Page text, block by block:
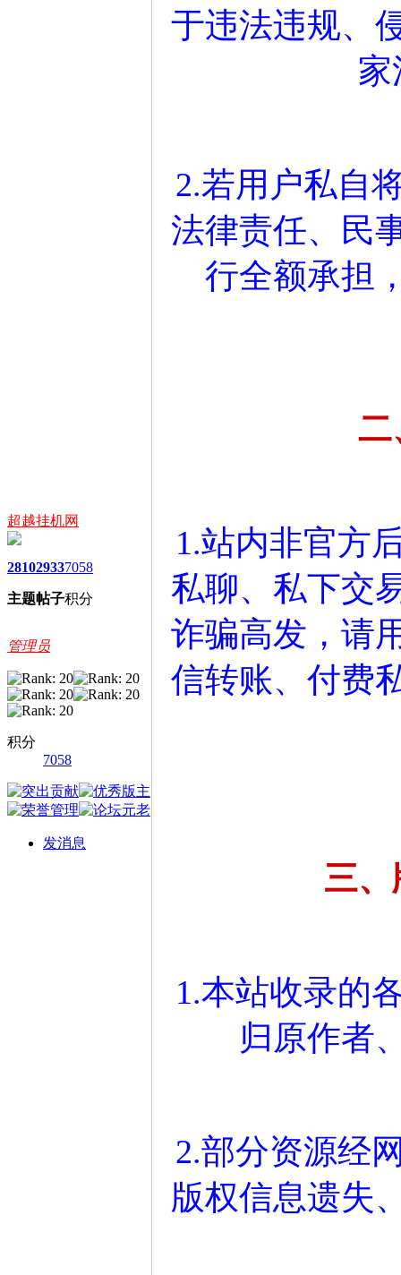
超越挂机网
2810
主题
2933
帖子
7058
积分
管理员
积分
7058
发消息
于违法违规、
2.若用户私自
法律责任、民
行全额承担
二
1.站内非官方
私聊、私下交
诈骗高发，请
信转账、付费
三
1.本站收录的
归原作者
2.部分资源经
版权信息遗失